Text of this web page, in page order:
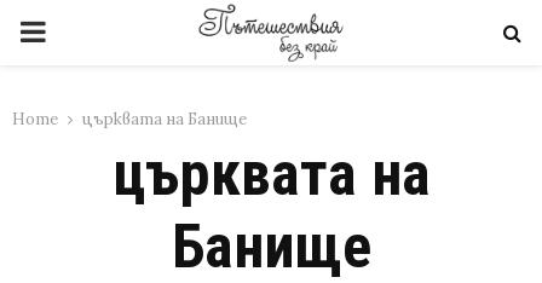
PRIMARY
Home църквата на Банище
църквата на
Банище